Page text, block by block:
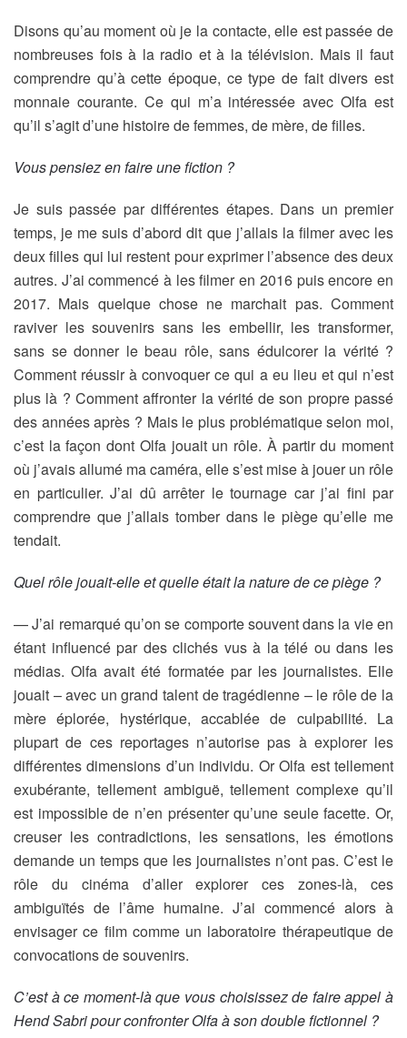
Disons qu’au moment où je la contacte, elle est passée de
nombreuses fois à la radio et à la télévision. Mais il faut
comprendre qu’à cette époque, ce type de fait divers est
monnaie courante. Ce qui m’a intéressée avec Olfa est
qu’il s’agit d’une histoire de femmes, de mère, de filles.
Vous pensiez en faire une fiction ?
Je suis passée par différentes étapes. Dans un premier
temps, je me suis d’abord dit que j’allais la filmer avec les
deux filles qui lui restent pour exprimer l’absence des deux
autres. J’ai commencé à les filmer en 2016 puis encore en
2017. Mais quelque chose ne marchait pas. Comment
raviver les souvenirs sans les embellir, les transformer,
sans se donner le beau rôle, sans édulcorer la vérité ?
Comment réussir à convoquer ce qui a eu lieu et qui n’est
plus là ? Comment affronter la vérité de son propre passé
des années après ? Mais le plus problématique selon moi,
c’est la façon dont Olfa jouait un rôle. À partir du moment
où j’avais allumé ma caméra, elle s’est mise à jouer un rôle
en particulier. J’ai dû arrêter le tournage car j’ai fini par
comprendre que j’allais tomber dans le piège qu’elle me
tendait.
Quel rôle jouait-elle et quelle était la nature de ce piège ?
— J’ai remarqué qu’on se comporte souvent dans la vie en
étant influencé par des clichés vus à la télé ou dans les
médias. Olfa avait été formatée par les journalistes. Elle
jouait – avec un grand talent de tragédienne – le rôle de la
mère éplorée, hystérique, accablée de culpabilité. La
plupart de ces reportages n’autorise pas à explorer les
différentes dimensions d’un individu. Or Olfa est tellement
exubérante, tellement ambiguë, tellement complexe qu’il
est impossible de n’en présenter qu’une seule facette. Or,
creuser les contradictions, les sensations, les émotions
demande un temps que les journalistes n’ont pas. C’est le
rôle du cinéma d’aller explorer ces zones-là, ces
ambiguïtés de l’âme humaine. J’ai commencé alors à
envisager ce film comme un laboratoire thérapeutique de
convocations de souvenirs.
C’est à ce moment-là que vous choisissez de faire appel à
Hend Sabri pour confronter Olfa à son double fictionnel ?